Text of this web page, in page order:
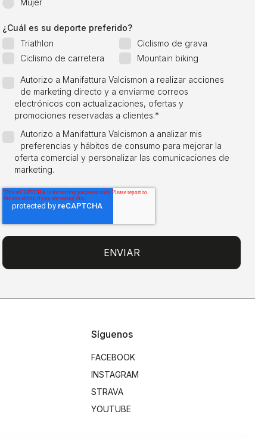
Mujer
¿Cuál es su deporte preferido?
Triathlon
Ciclismo de grava
Ciclismo de carretera
Mountain biking
Autorizo a Manifattura Valcismon a realizar acciones
de marketing directo y a enviarme correos
electrónicos con actualizaciones, ofertas y
promociones reservadas a clientes.*
Autorizo a Manifattura Valcismon a analizar mis
preferencias y hábitos de consumo para mejorar la
oferta comercial y personalizar las comunicaciones de
marketing.
Síguenos
FACEBOOK
INSTAGRAM
STRAVA
YOUTUBE